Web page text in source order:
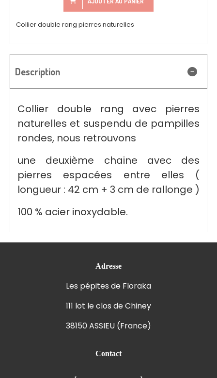
Collier double rang pierres naturelles
Description
Collier double rang avec pierres
naturelles et suspendu de pampilles
rondes, nous retrouvons
une deuxième chaine avec des
pierres espacées entre elles (
longueur : 42 cm + 3 cm de rallonge )
100 % acier inoxydable.
Adresse
Les pépites de Floraka
111 lot le clos de Chiney
38150 ASSIEU (France)
Contact